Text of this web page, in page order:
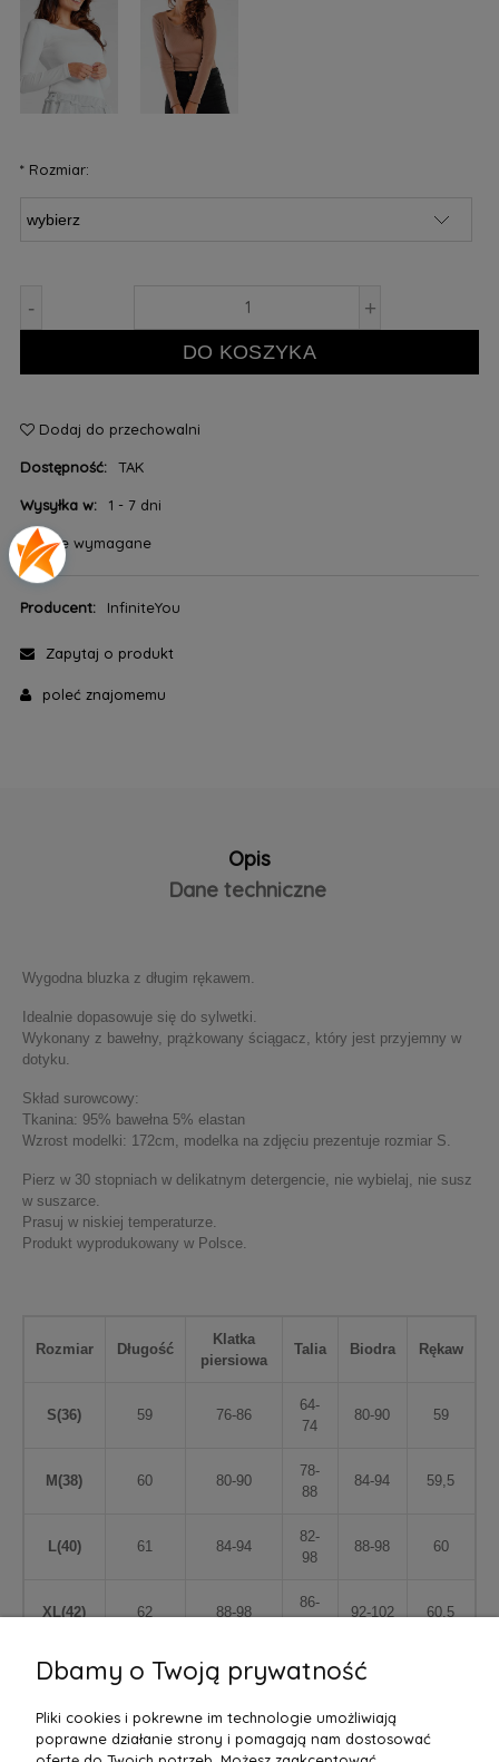
*Rozmiar:
- +
DO KOSZYKA
Dodaj do przechowalni
Dostępność: TAK
Wysyłka w: 1 - 7 dni
*- Pole wymagane
Producent: InfiniteYou
Zapytaj o produkt
poleć znajomemu
Opis
Dane techniczne
Wygodna bluzka z długim rękawem.
Idealnie dopasowuje się do sylwetki.
Wykonany z bawełny, prążkowany ściągacz, który jest przyjemny w
dotyku.
Skład surowcowy:
Tkanina: 95% bawełna 5% elastan
Wzrost modelki: 172cm, modelka na zdjęciu prezentuje rozmiar S.
Pierz w 30 stopniach w delikatnym detergencie, nie wybielaj, nie susz
w suszarce.
Prasuj w niskiej temperaturze.
Produkt wyprodukowany w Polsce.
Rozmiar Długość
Klatka
piersiowa
Talia Biodra Rękaw
S(36) 59 76-86
64-
74
80-90 59
M(38) 60 80-90
78-
88
84-94 59,5
L(40) 61 84-94
82-
98
88-98 60
XL(42) 62 88-98
86-
92-102 60,5
Dbamy o Twoją prywatność
Pliki cookies i pokrewne im technologie umożliwiają
poprawne działanie strony i pomagają nam dostosować